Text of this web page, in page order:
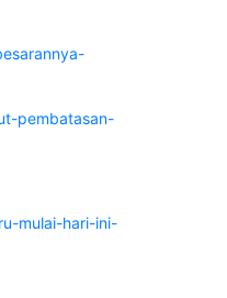
pembatasan-
mulai-hari-ini-